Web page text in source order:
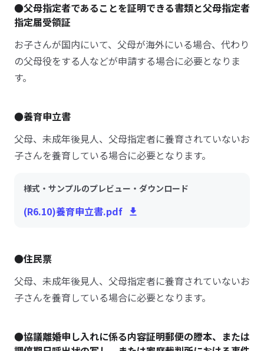
●父母指定者であることを証明できる書類と父母指定者
指定届受領証
お子さんが国内にいて、父母が海外にいる場合、代わり
の父母役をする人などが申請する場合に必要となりま
す。
●養育申立書
父母、未成年後見人、父母指定者に養育されていないお
子さんを養育している場合に必要となります。
様式・サンプルのプレビュー・ダウンロード
(R6.10)養育申立書.pdf
●住民票
父母、未成年後見人、父母指定者に養育されていないお
子さんを養育している場合に必要となります。
●協議離婚申し入れに係る内容証明郵便の謄本、または